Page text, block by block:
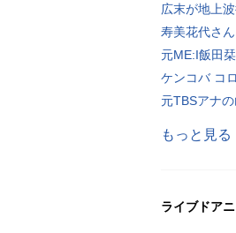
広末が地上
寿美花代さ
元ME:I飯田
ケンコバ コ
元TBSアナ
もっと見る
ライブドア